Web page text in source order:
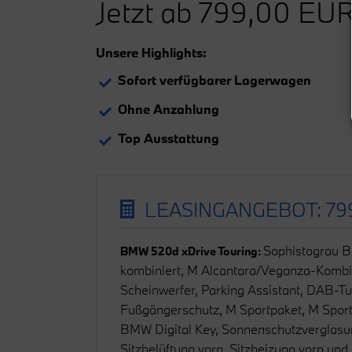
Jetzt ab 799,00
Unsere Highlights:
Sofort verfügbarer Lagerwagen
Ohne Anzahlung
Top Ausstattung
LEASINGANGEBOT:
BMW 520d xDrive Touring: Sophistograu
kombiniert, M Alcantara/Veganza-
Scheinwerfer, Parking Assistant, DAB-
Fußgängerschutz, M Sportpaket, M
BMW Digital Key,
Sitzbelüftung vorn, Sitzheizung vorn und